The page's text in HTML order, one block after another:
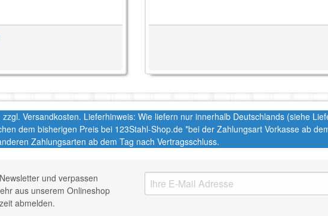
Versandkosten. Lieferhinweis: Wie liefern nur innerhalb Deutschlands (siehe
dem bisherigen Preis bei 123Stahl-Shop.de *bei der Zahlungsart Vorkasse ab
Zahlungsarten ab dem Tag nach Vertragsschluss.
und verpassen
aus unserem Onlineshop
abmelden.